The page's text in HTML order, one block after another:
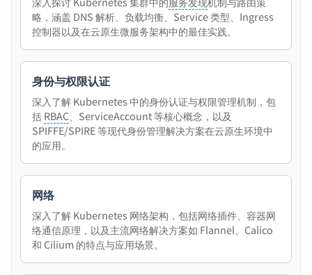
略，涵盖 DNS 解析、负载均衡、Service 类型、Ingress
控制器以及在云原生微服务架构中的最佳实践。
身份与权限认证
深入了解 Kubernetes 中的身份认证与权限管理机制，包
括RBAC、ServiceAccount 等核心概念，以及
SPIFFE/SPIRE 等现代身份管理解决方案在云原生环境中
的应用。
网络
深入了解 Kubernetes 网络架构，包括网络插件、容器网
络通信原理，以及主流网络解决方案如 Flannel、Calico
和 Cilium 的特点与应用场景。